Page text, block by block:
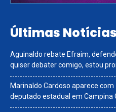
Últimas Notícias
Aguinaldo rebate Efraim,
quiser debater comigo, estou
Marinaldo Cardoso aparece
deputado estadual em Campina